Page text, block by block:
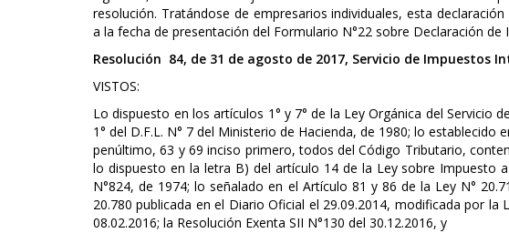
resolución. Tratándose de empresarios individuales, esta
a la fecha de presentación del Formulario N°22 sobre Declaración de
Resolución 84, de 31 de agosto de 2017, Servicio de Impuestos
VISTOS:
Lo dispuesto en los artículos 1° y 7° de la Ley Orgánica del Servicio
1° del D.F.L. N° 7 del Ministerio de Hacienda, de 1980; lo establecido
penúltimo, 63 y 69 inciso primero, todos del Código Tributario,
lo dispuesto en la letra B) del artículo 14 de la Ley sobre Impuesto
N°824, de 1974; lo señalado en el Artículo 81 y 86 de la Ley N°
20.780 publicada en el Diario Oficial el 29.09.2014, modificada por la
08.02.2016; la Resolución Exenta SII N°130 del 30.12.2016, y